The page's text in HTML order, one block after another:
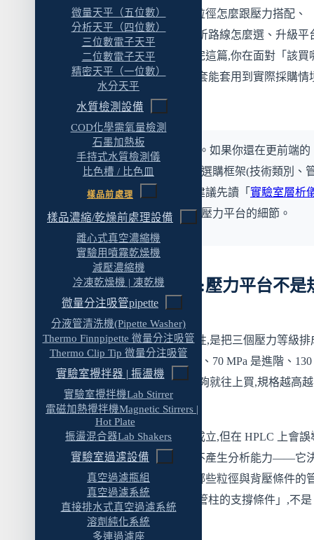
微量天平（五位數）
分析天平（四位數）
三位數電子天平
二位數電子天平
精密天平（一位數）
水分天平
水質檢測設備
COD化學需氧量檢測
石墨加熱板
手持式水質檢測儀
比色槽 / 比色皿
樣品前處理
樣品濃縮/乾燥前處理設備
離心式真空濃縮機
實驗用噴霧乾燥機
減壓濃縮機
冷凍乾燥機 | 凍乾機
微量分注吸管pipette
分液管清洗機(Pipette Washer)
Thermo Finnpipette 微量分注吸管
Thermo Clip Tip 微量分注吸管
實驗室攪拌器 | 振盪機
實驗室攪拌機Lab Stirrer
電磁加熱攪拌機Magnetic Stirrers |
Hot Plate
振盪混合器Lab Shakers
實驗室過濾設備
真空過濾瓶組
真空過濾系統
直接排水式真空過濾系統
溶劑純化系統
多連過濾座
從管柱往回推平台
留意未來的管柱彈性
六、Coreshell vs sub-2 μm:兩條高解析路線的取捨
兩種顆粒的物理差異
取捨的三個面向
七、方法轉移:升級平台時的隱藏成本
升級平台會牽動什麼
法規場域的方法轉移成本
模組化平台如何降低升級成本
八、三種場景的壓力平台選擇示範
場景一:QC 例行,執行藥典方法
場景二:食品檢驗實驗室,高通量、想加速
場景三:新藥研發中心,複雜基質、LC-MS 整合
三個場景的共通邏輯
九、壓力平台選購自檢清單
常見問題
Q1:HPLC、UHPLC、RHPLC 真的差很大嗎?
Q2:Coreshell 管柱跟 sub-2 μm 管柱哪個比較好
Q3:預算有限,該先買 50 MPa 還是直接買 130
MPa?
Q4:從 50 MPa 升級到 130 MPa,既有方法要重
嗎?
壓力等級各自適合什麼、管柱粒徑怎麼跟壓力搭配、
Coreshell 與 sub-2 μm 兩條高解析路線怎麼選、升級平
的方法轉移成本藏在哪裡。讀完這篇,你在面對「該買
壓力等級」這個問題時,會有一套能套用到實際採購情
這篇是壓力平台的深度討論。如果你還在更前端的
階段,想先掌握層析儀的整體選購框架(技術類別、
柱、檢測器、環境、TCO),建議先讀「 實驗室層析
選購指南」,再回到這篇處理壓力平台的細節。
一、先釐清一個誤解:壓力平台不是
格階梯
採購 HPLC 時最常見的思考慣性,是把三個壓力等級排
條「升級階梯」:50 MPa 是入門、70 MPa 是進階、130
MPa 是高階。照這個邏輯,預算夠就往上買,規格越高
會吃虧。
這個直覺在很多消費性產品上成立,但在 HPLC 上會誤
購決策。原因是壓力平台本身不產生分析能力——它
的是「你能安全、穩定地使用哪些粒徑與背壓條件的
柱」。換句話說,壓力等級是「管柱的支撐條件」,不是
「分析品質的指標」。